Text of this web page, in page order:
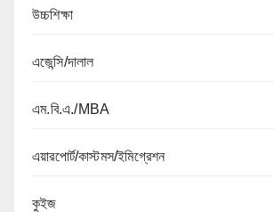
উচ্চশিক্ষা
এজেন্সি/দালাল
এম.বি.এ./MBA
এয়ারপোর্ট/কাস্টমস/ইমিগ্রেশন
কুইজ